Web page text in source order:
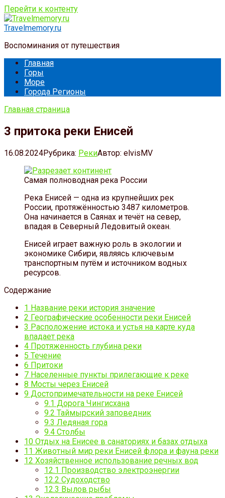
Перейти к контенту
Travelmemory.ru
Воспоминания от путешествия
Главная
Горы
Море
Города Регионы
Главная страница
3 притока реки Енисей
16.08.2024Рубрика: РекиАвтор: elvisMV
Самая полноводная река России
Река Енисей — одна из крупнейших рек
России, протяжённостью 3487 километров.
Она начинается в Саянах и течёт на север,
впадая в Северный Ледовитый океан.
Енисей играет важную роль в экологии и
экономике Сибири, являясь ключевым
транспортным путём и источником водных
ресурсов.
Содержание
1 Название реки история значение
2 Географические особенности реки Енисей
3 Расположение истока и устья на карте куда
впадает река
4 Протяженность глубина реки
5 Течение
6 Притоки
7 Населенные пункты прилегающие к реке
8 Мосты через Енисей
9 Достопримечательности на реке Енисей
9.1 Дорога Чингисхана
9.2 Таймырский заповедник
9.3 Ледяная гора
9.4 Столбы
10 Отдых на Енисее в санаториях и базах отдыха
11 Животный мир реки Енисей флора и фауна реки
12 Хозяйственное использование речных вод
12.1 Производство электроэнергии
12.2 Судоходство
12.3 Вылов рыбы